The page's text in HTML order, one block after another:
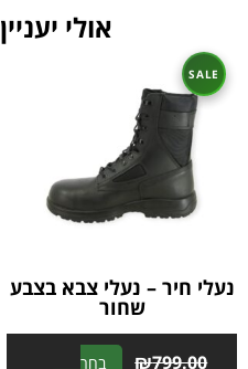
אולי
נעלי חיר – נעלי צבא בצבע
שחור
₪799.00
בחר